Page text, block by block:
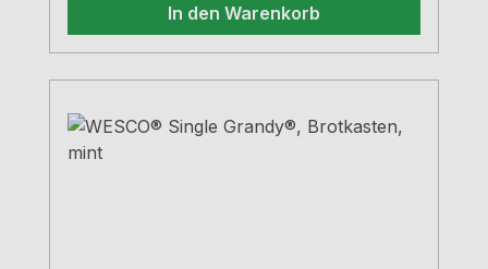
In den Warenkorb